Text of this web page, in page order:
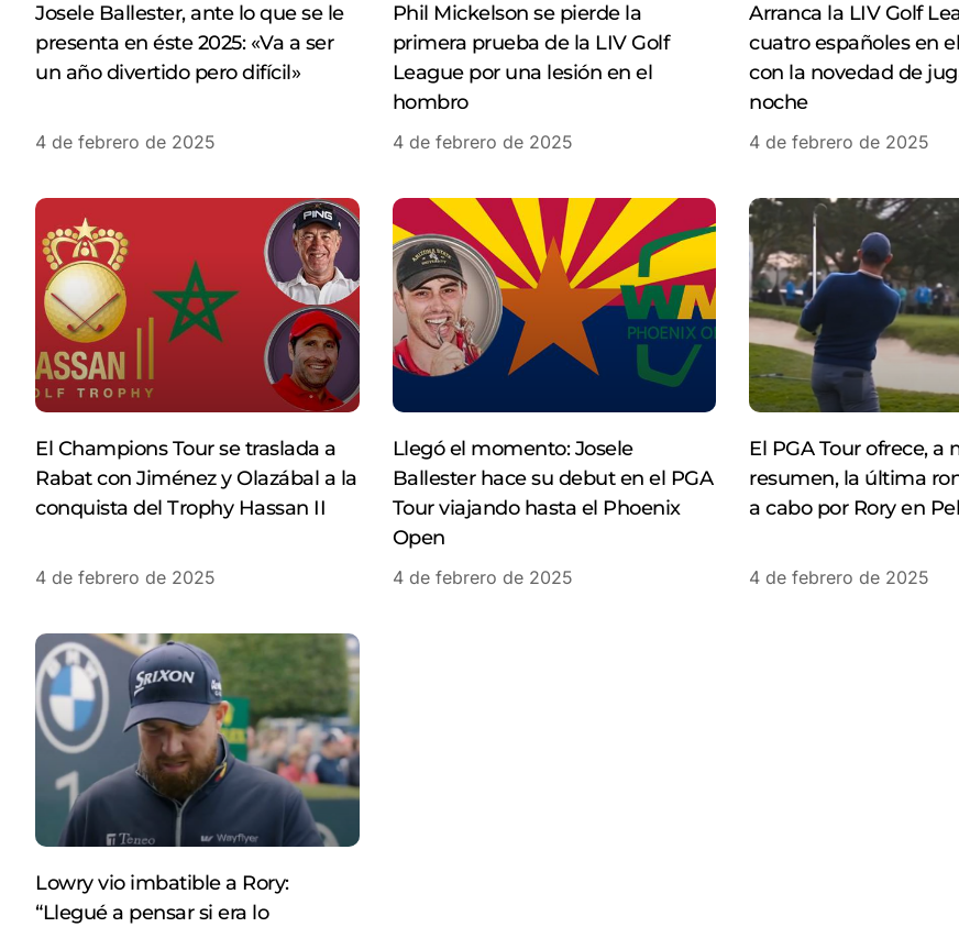
Josele Ballester, ante lo que se le
presenta en éste 2025: «Va a ser
un año divertido pero difícil»
4 de febrero de 2025
Phil Mickelson se pierde la
primera prueba de la LIV Golf
League por una lesión en el
hombro
4 de febrero de 2025
Arranca la LIV Golf
cuatro españoles en
con la novedad de
noche
4 de febrero de 2025
El Champions Tour se traslada a
Rabat con Jiménez y Olazábal a la
conquista del Trophy Hassan II
4 de febrero de 2025
Llegó el momento: Josele
Ballester hace su debut en el PGA
Tour viajando hasta el Phoenix
Open
4 de febrero de 2025
El PGA Tour ofrece, a
resumen, la última
a cabo por Rory en
4 de febrero de 2025
Lowry vio imbatible a Rory:
“Llegué a pensar si era lo